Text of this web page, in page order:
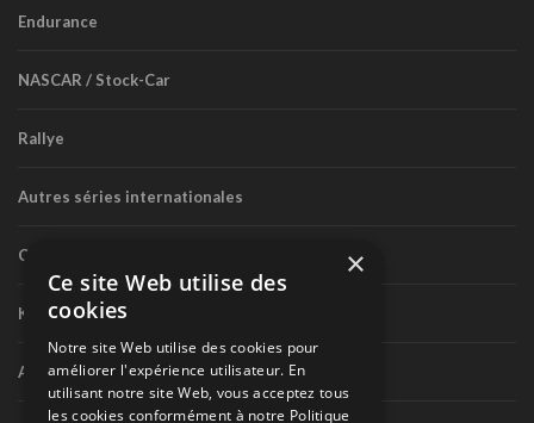
Endurance
NASCAR / Stock-Car
Rallye
Autres séries internationales
Circuit routier canadien
Karting
Autres séries nationales
×
Ce site Web utilise des
cookies
Notre site Web utilise des cookies pour
améliorer l'expérience utilisateur. En
utilisant notre site Web, vous acceptez tous
les cookies conformément à notre Politique